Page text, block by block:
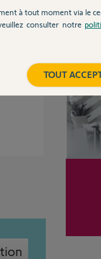
à tout moment via le
consulter notre
TOUT